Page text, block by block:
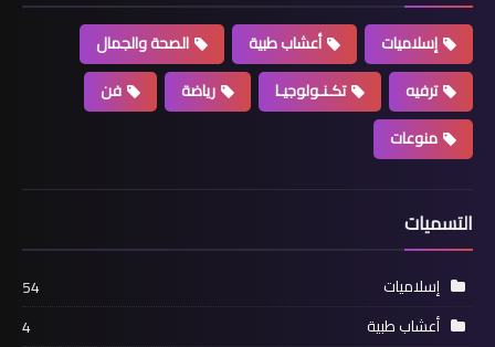
إسلاميات أعشاب طبية
الصحة والجمال
ترفيه
تكـنـولوجيـا رياضة
فن
منوعات
التسميات
إسلاميات
54
أعشاب طبية
4